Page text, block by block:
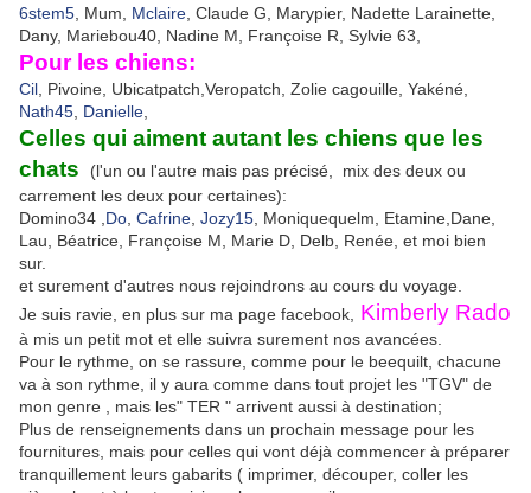
6stem5 , Mum, Mclaire , Claude G, Marypier, Nadette Larainette,
Dany, Mariebou40, Nadine M, Françoise R, Sylvie 63,
Pour les chiens:
Cil , Pivoine, Ubicatpatch,Veropatch, Zolie cagouille, Yakéné,
Nath45 Danielle
Celles qui aiment autant les chiens que les
chats
(l'un ou l'autre mais pas précisé, mix des deux ou
carrement les deux pour certaines):
Domino34 , Do Cafrine Jozy15 , Moniquequelm, Etamine,Dane,
Lau, Béatrice, Françoise M, Marie D, Delb, Renée, et moi bien
sur.
et surement d'autres nous rejoindrons au cours du voyage.
Je suis ravie, en plus sur ma page facebook,
Kimberly Rado
à mis un petit mot et elle suivra surement nos avancées.
Pour le rythme, on se rassure, comme pour le beequilt, chacune
va à son rythme, il y aura comme dans tout projet les "TGV" de
mon genre , mais les" TER " arrivent aussi à destination;
Plus de renseignements dans un prochain message pour les
fournitures, mais pour celles qui vont déjà commencer à préparer
tranquillement leurs gabarits ( imprimer, découper, coller les